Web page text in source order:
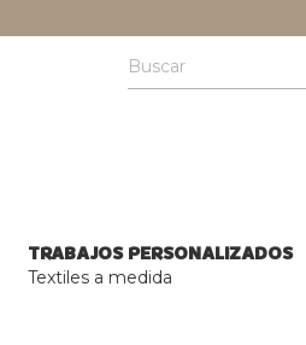
TRABAJOS PERSONALIZADOS
Textiles a medida